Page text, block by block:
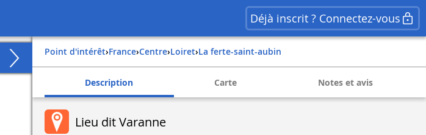
Déjà inscrit ? Connectez-vous
Point d'intérêt› france› centre› loiret› la ferte-saint-aubin
Description Carte Notes et avis
Lieu dit Varanne